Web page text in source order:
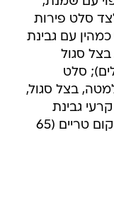
לצד סלט פירות
כמהין עם גבינת
סגול
עם סלט גן (49 שקלים); סלט
בצל סגול,
גבינת
מוצרלה, בלסמי מצומצם ועלי בזיליקום טריים (65